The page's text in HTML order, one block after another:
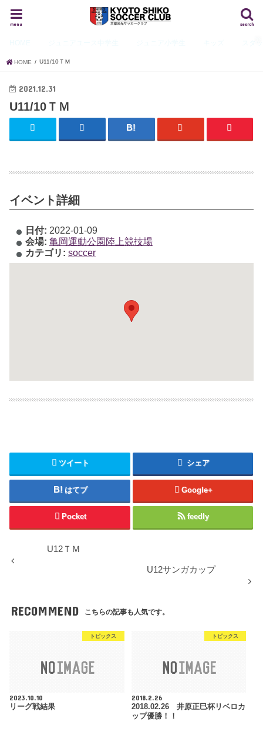
search
menu
HOME U11/10ＴＭ
2021.12.31
U11/10ＴＭ
イベント詳細
日付: 2022-01-09
会場: 亀岡運動公園陸上競技場
カテゴリ: soccer
ツイート シェア
はてブ Google+
Pocket feedly
U12ＴＭ
U12サンガカップ
RECOMMEND こちらの記事も人気です。
トピックス
2023.10.10
リーグ戦結果
トピックス
2018.2.26
2018.02.26 井原正巳杯リベロカ
ップ優勝！！